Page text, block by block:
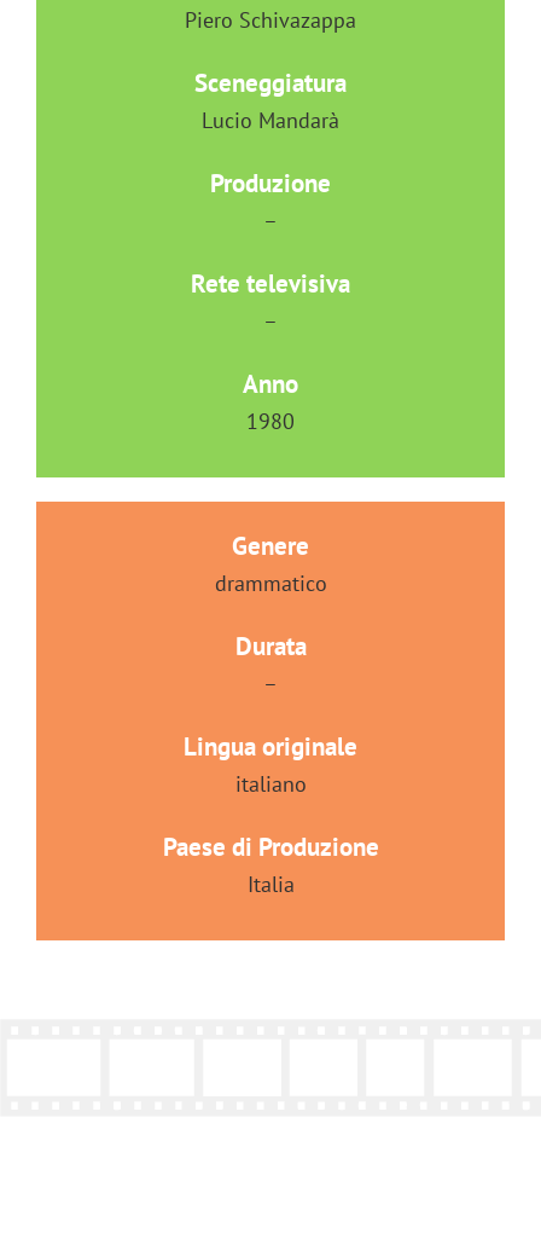
Piero Schivazappa
Sceneggiatura
Lucio Mandarà
Produzione
–
Rete televisiva
–
Anno
1980
Genere
drammatico
Durata
–
Lingua originale
italiano
Paese di Produzione
Italia